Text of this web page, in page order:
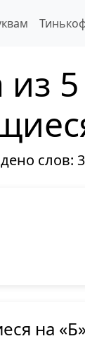
слов:
на